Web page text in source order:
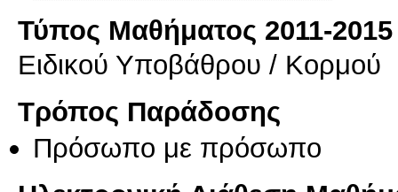
Τύπος Μαθήματος 2011-2015
Ειδικού Υποβάθρου / Κορμού
Τρόπος Παράδοσης
Πρόσωπο με πρόσωπο